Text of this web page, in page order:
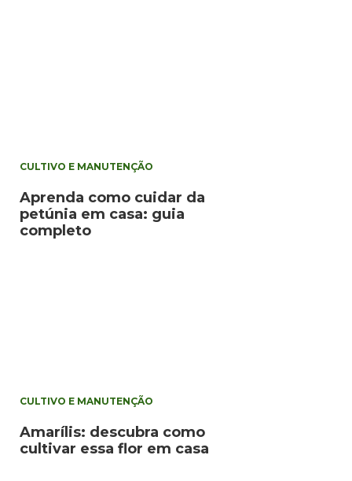
CULTIVO E MANUTENÇÃO
Aprenda como cuidar da
petúnia em casa: guia
completo
CULTIVO E MANUTENÇÃO
Amarílis: descubra como
cultivar essa flor em casa